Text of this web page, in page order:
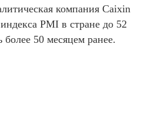
компания Caixin
PMI в стране до 52
более 50 месяцем ранее.